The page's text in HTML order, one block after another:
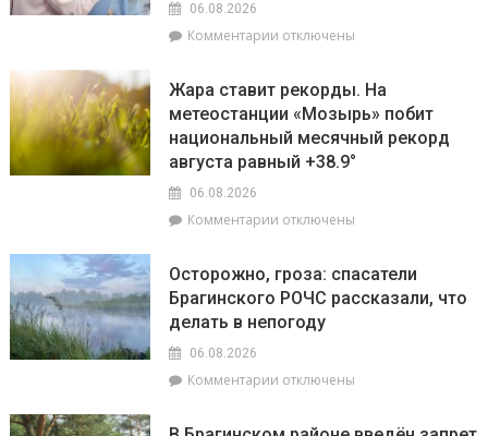
лучшую
читайте
7
августа
в
отключения
06.08.2026
Комментарии к
Зенкевич
проверила
готовность
торговых
началу
отключены
Жара ставит рекорды. На
метеостанции «Мозырь» побит
национальный месячный рекорд
августа равный +38.9°
06.08.2026
Комментарии к
ставит
рекорды.
На
побит
месячный
отключены
Осторожно, гроза: спасатели
Брагинского РОЧС рассказали, что
делать в непогоду
06.08.2026
Комментарии котключены